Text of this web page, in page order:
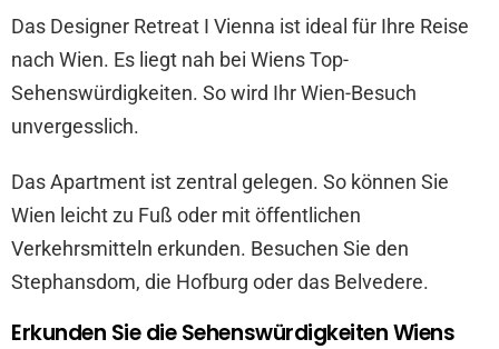
Das Designer Retreat I Vienna ist ideal für Ihre Reise
nach Wien. Es liegt nah bei Wiens Top-
Sehenswürdigkeiten. So wird Ihr Wien-Besuch
unvergesslich.
Das Apartment ist zentral gelegen. So können Sie
Wien leicht zu Fuß oder mit öffentlichen
Verkehrsmitteln erkunden. Besuchen Sie den
Stephansdom, die Hofburg oder das Belvedere.
Erkunden Sie die Sehenswürdigkeiten Wiens